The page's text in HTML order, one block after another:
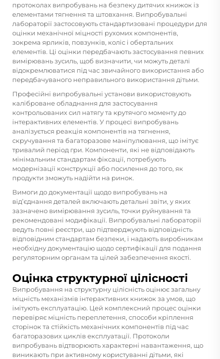
протоколах випробувань на безпеку дитячих книжок із
елементами тягнення та штовхання. Випробувальні
лабораторії застосовують стандартизовані процедури для
оцінки механічної міцності рухомих компонентів,
зокрема ярликів, повзунків, коліс і обертальних
елементів. Ці оцінки передбачають застосування певних
вимірювань зусиль, щоб визначити, чи можуть деталі
відокремлюватися під час звичайного використання або
передбачуваного неправильного використання дітьми.
Професійні випробувальні установи використовують
каліброване обладнання для застосування
контрольованих сил натягу та крутячого моменту до
інтерактивних елементів. У процесі випробувань
аналізується реакція компонентів на тягнення,
скручування та багаторазове маніпулювання, що імітує
тривалий період гри. Компоненти, які не відповідають
мінімальним стандартам фіксації, потребують
модернізації конструкції або посилення до того, як
продукти зможуть надійти на ринок.
Вимоги до документації щодо випробувань на
від’єднання деталей включають детальні звіти, у яких
зазначено вимірювання зусиль, точки руйнування та
рекомендовані модифікації. Випробувальні лабораторії
ведуть повні реєстри, що підтверджують відповідність
відповідним стандартам безпеки, і надають виробникам
необхідну документацію щодо сертифікації для подання
регуляторним органам та цілей забезпечення якості.
Оцінка структурної цілісності
Випробування на структурну цілісність оцінює загальну
міцність механізмів інтерактивних книжок за умов, що
імітують експлуатацію. Цей комплексний процес оцінки
перевіряє міцність переплетення, способи кріплення
сторінок та стійкість механічних компонентів під час
багаторазових циклів експлуатації. Протоколи
випробувань відтворюють характерні навантаження, що
виникають при активному користуванні дітьми, які